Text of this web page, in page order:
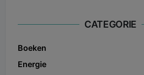
CATEGORIE
Boeken
Energie